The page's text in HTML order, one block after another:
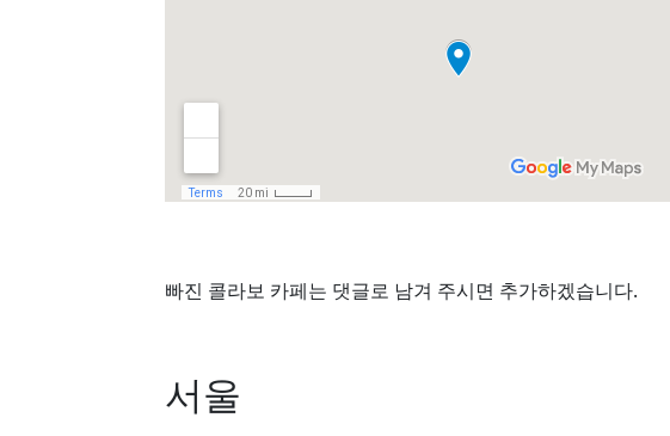
빠진 콜라보 카페는 댓글로 남겨 주시면 추가하겠습니다.
서울